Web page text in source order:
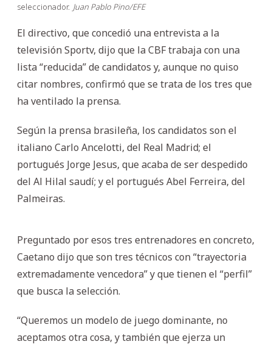
seleccionador. Juan Pablo Pino/EFE
El directivo, que concedió una entrevista a la
televisión Sportv, dijo que la CBF trabaja con una
lista “reducida” de candidatos y, aunque no quiso
citar nombres, confirmó que se trata de los tres que
ha ventilado la prensa.
Según la prensa brasileña, los candidatos son el
italiano Carlo Ancelotti, del Real Madrid; el
portugués Jorge Jesus, que acaba de ser despedido
del Al Hilal saudí; y el portugués Abel Ferreira, del
Palmeiras.
Preguntado por esos tres entrenadores en concreto,
Caetano dijo que son tres técnicos con “trayectoria
extremadamente vencedora” y que tienen el “perfil”
que busca la selección.
“Queremos un modelo de juego dominante, no
aceptamos otra cosa, y también que ejerza un